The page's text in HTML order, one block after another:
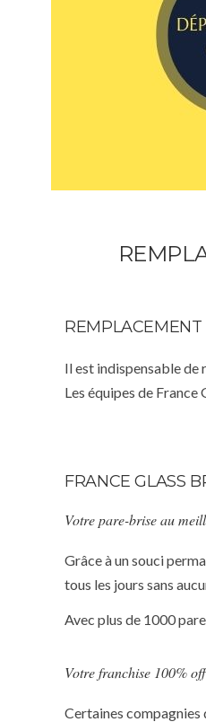
Il est indispensable de
Les équipes de
FRANCE GLASS
Votre pare-brise au
Grâce à un souci
tous les jours sans
Avec plus de 1000
Votre franchise 100%
Certaines compagnies